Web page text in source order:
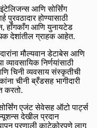
आणि सोर्सिंग
पुरवठादार होण्यासाठी
हाँगकाँग आणि युनायटेड
देशांतील ग्राहक आहेत.
मौल्यवान डेटाबेस आणि
निर्णयांसाठी
चिनी व्यवसाय संस्कृतीची
चीनी ब्रँडसह भागीदारी
करतो.
एजंट सेवेसह ऑटो पार्ट्स
देखील प्रदान
प्रणाली काटेकोरपणे लागू